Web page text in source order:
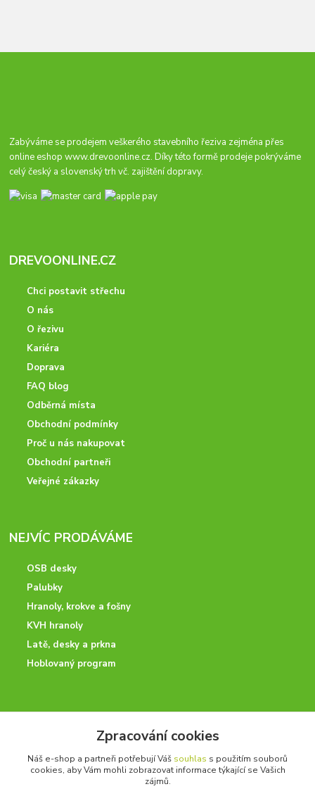
Zabýváme se prodejem veškerého stavebního řeziva zejména přes
online eshopwww.drevoonline.cz. Díky této formě prodeje pokrýváme
celý český a slovenský trh vč. zajištění dopravy.
DREVOONLINE.CZ
Chci postavit střechu
O nás
O řezivu
Kariéra
Doprava
FAQ blog
Odběrná místa
Obchodní podmínky
Proč u nás nakupovat
Obchodní partneři
Veřejné zákazky
NEJVÍC PRODÁVÁME
OSB desky
Palubky
Hranoly, krokve a fošny
KVH hranoly
Latě, desky a prkna
Hoblovaný program
Potřebujete poradit? Neváhejte nás kontaktovat.
+420 728 600 625
po - pá 7:00 - 15:00
Zpracování cookies
Náš e-shop a partneři potřebují Váš souhlas s použitím souborů
cookies, aby Vám mohli zobrazovat informace týkající se Vašich
zájmů.